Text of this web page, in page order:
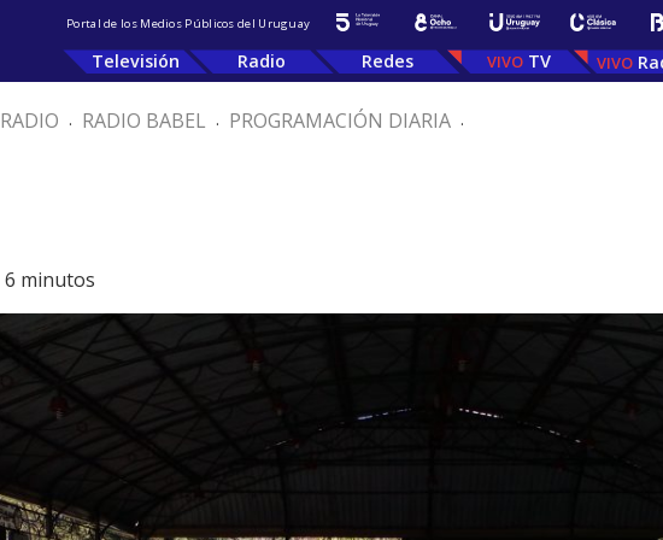
Portal de los Medios Públicos del Uruguay
Televisión Radio Redes TV
RADIO . RADIO BABEL . PROGRAMACIÓN DIARIA .
6 minutos